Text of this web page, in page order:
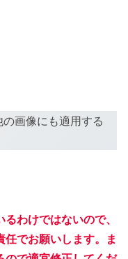
画像にも適用する
わけではないので、
でお願いします。ま